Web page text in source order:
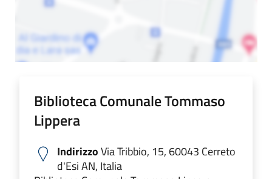
Biblioteca Comunale Tommaso
Lippera
IndirizzoVia Tribbio, 15, 60043 Cerreto
d'Esi AN, Italia